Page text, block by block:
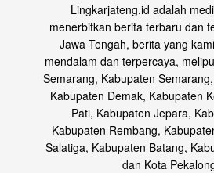
Lingkarjateng.id adalah
menerbitkan berita terbaru dan
Jawa Tengah, berita yang
mendalam dan terpercaya,
Semarang, Kabupaten
Kabupaten Demak, Kabupaten
Pati, Kabupaten Jepara,
Kabupaten Rembang,
Salatiga, Kabupaten Batang,
dan Kota